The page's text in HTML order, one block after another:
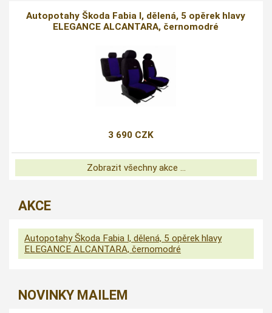
Autopotahy Škoda Fabia I, dělená, 5 opěrek hlavy
ELEGANCE ALCANTARA, černomodré
3 690 CZK
Zobrazit všechny akce ...
AKCE
Autopotahy Škoda Fabia I, dělená, 5 opěrek hlavy
ELEGANCE ALCANTARA, černomodré
NOVINKY MAILEM